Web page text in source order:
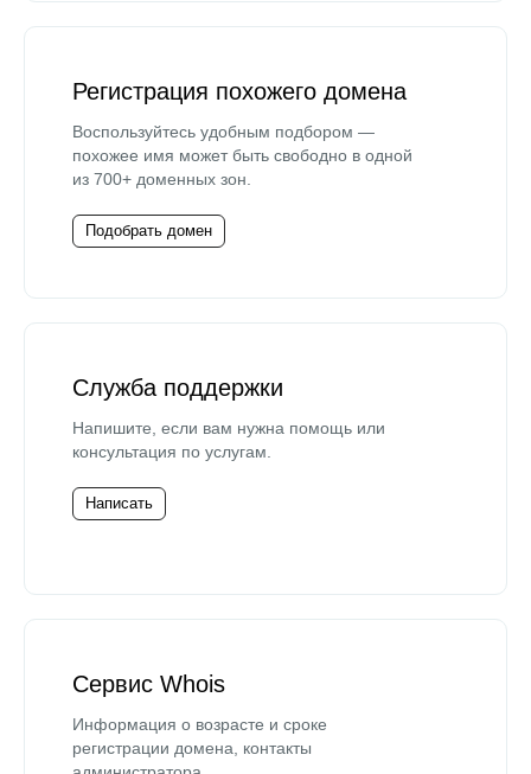
Регистрация похожего домена
Воспользуйтесь удобным подбором —
похожее имя может быть свободно в одной
из 700+ доменных зон.
Подобрать домен
Служба поддержки
Напишите, если вам нужна помощь или
консультация по услугам.
Написать
Сервис Whois
Информация о возрасте и сроке
регистрации домена, контакты